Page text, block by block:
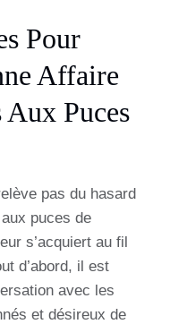
Pour
Affaire
Aux Puces
pas du hasard
puces de
s’acquiert au fil
d’abord, il est
avec les
et désireux de